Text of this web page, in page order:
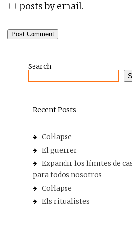
posts by email.
Search
Recent Posts
Col·lapse
El guerrer
Expandir los límites de
para todos nosotros
Col·lapse
Els ritualistes